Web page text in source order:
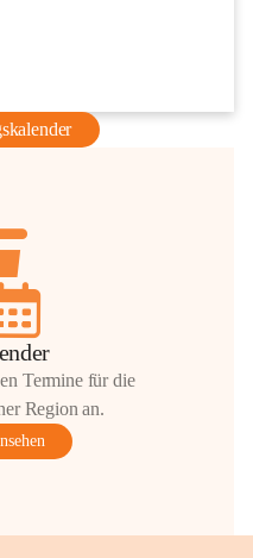
Termine für die
Region an.